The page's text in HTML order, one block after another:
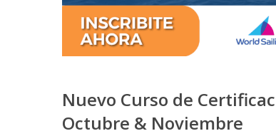
Nuevo Curso de
Octubre & Noviembre